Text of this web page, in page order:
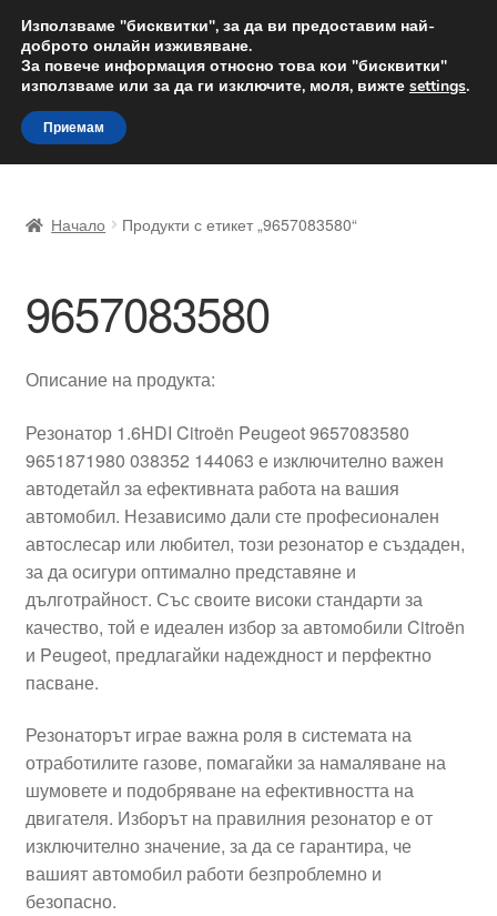
ДОСТАВКА от 12 лв.
Доставка по целия свят
Skip
to
navigation
Skip
to
content
Доставка по целия свят
Жалби
Моята сметка
Плащанията
Политика за поверителност
Процедура за рекламации
Разгледайте
Транспорт
Начало Продукти с етикет „9657083580“
9657083580
Описание на продукта:
Резонатор 1.6HDI Citroën Peugeot 9657083580
9651871980 038352 144063 е изключително важен
автодетайл за ефективната работа на вашия
автомобил. Независимо дали сте професионален
автослесар или любител, този резонатор е създаден,
за да осигури оптимално представяне и
дълготрайност. Със своите високи стандарти за
качество, той е идеален избор за автомобили Citroën
и Peugeot, предлагайки надеждност и перфектно
пасване.
Резонаторът играе важна роля в системата на
отработилите газове, помагайки за намаляване на
шумовете и подобряване на ефективността на
двигателя. Изборът на правилния резонатор е от
изключително значение, за да се гарантира, че
вашият автомобил работи безпроблемно и
безопасно.
Използваме "бисквитки", за да ви предоставим най-
доброто онлайн изживяване.
За повече информация относно това кои "бисквитки"
използваме или за да ги изключите, моля, вижте settings.
Приемам